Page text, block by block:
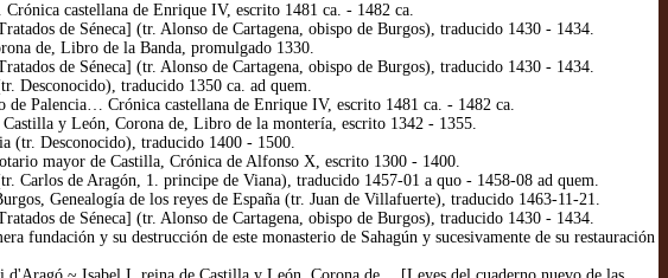
castellana de Enrique IV, escrito 1481 ca. - 1482 ca.
de Séneca] (tr. Alonso de Cartagena, obispo de Burgos), traducido 1430 - 1434.
de, Libro de la Banda, promulgado 1330.
de Séneca] (tr. Alonso de Cartagena, obispo de Burgos), traducido 1430 - 1434.
Desconocido), traducido 1350 ca. ad quem.
Palencia… Crónica castellana de Enrique IV, escrito 1481 ca. - 1482 ca.
y León, Corona de, Libro de la montería, escrito 1342 - 1355.
(tr. Desconocido), traducido 1400 - 1500.
mayor de Castilla, Crónica de Alfonso X, escrito 1300 - 1400.
de Aragón, 1. principe de Viana), traducido 1457-01 a quo - 1458-08 ad quem.
Genealogía de los reyes de España (tr. Juan de Villafuerte), traducido 1463-11-21.
de Séneca] (tr. Alonso de Cartagena, obispo de Burgos), traducido 1430 - 1434.
y su destrucción de este monasterio de Sahagún y sucesivamente de su restauración